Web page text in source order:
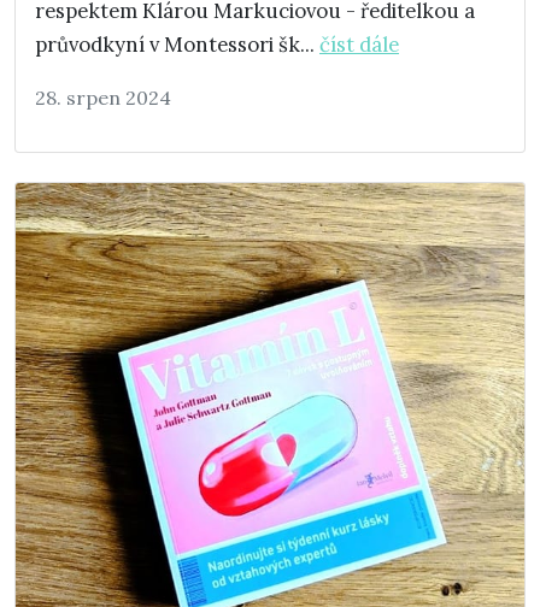
respektem Klárou Markuciovou - ředitelkou a
průvodkyní v Montessori šk... číst dále
28. srpen 2024